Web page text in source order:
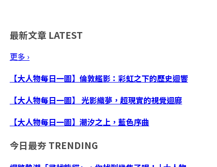
最新文章 LATEST
更多 ›
【大人物每日一圖】倫敦艦影：彩虹之下的歷史迴響
【大人物每日一圖】 光影織夢，超現實的視覺迴廊
【大人物每日一圖】潮汐之上，藍色序曲
今日最夯 TRENDING